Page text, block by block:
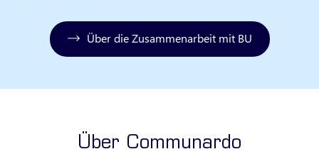
Über die Zusammenarbeit mit BU
Über Communardo